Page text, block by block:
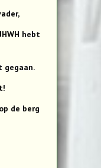
hebt
gegaan.
de berg